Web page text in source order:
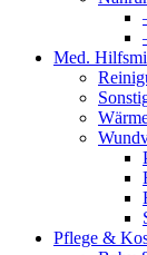
Med.
Pflege &